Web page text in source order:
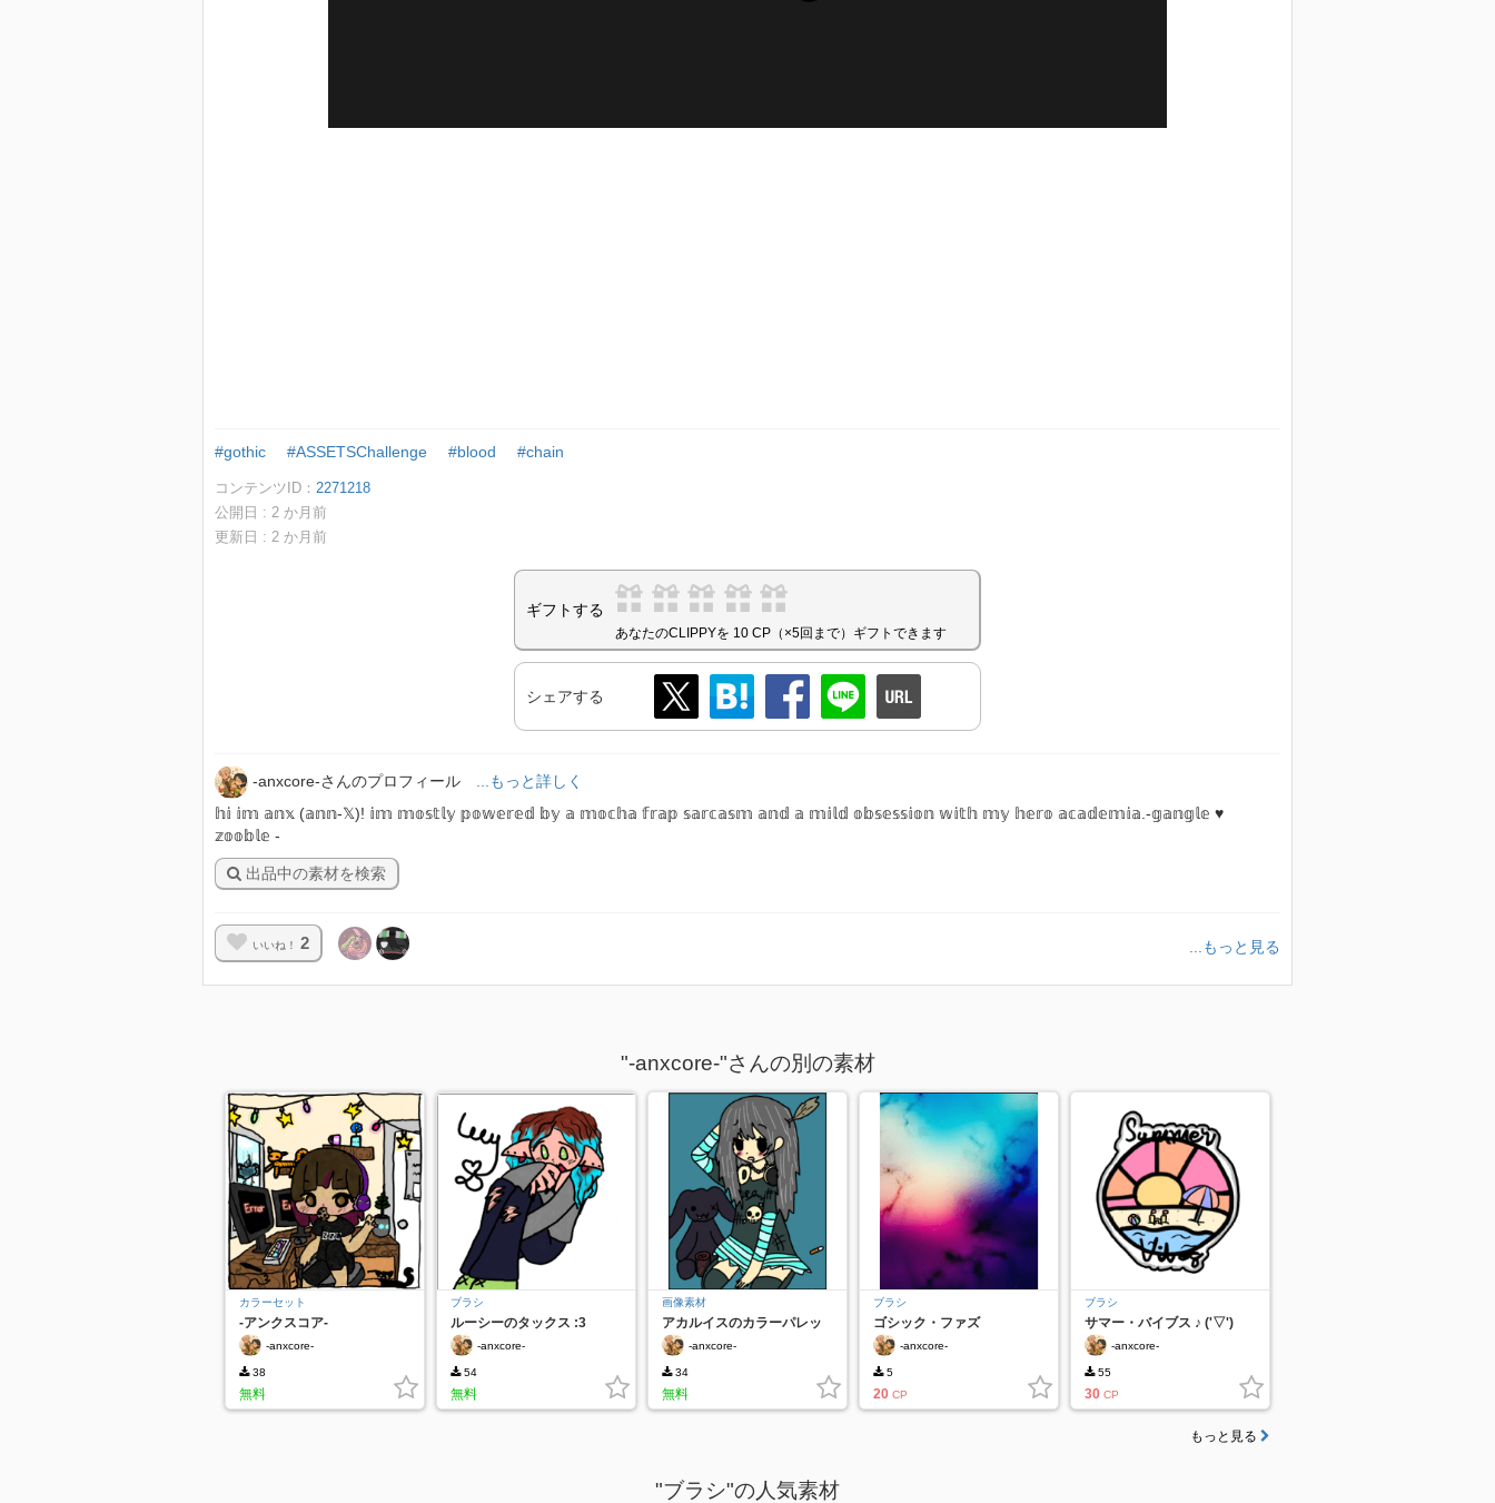
#gothic #ASSETSChallenge #blood #chain
コンテンツID： 2271218
公開日 : 2 か月前
更新日 : 2 か月前
ギフトする
あなたのCLIPPYを 10 CP（×5回まで）ギフトできます
シェアする
-anxcore-さんのプロフィール
...もっと詳しく
𝕙𝕚 𝕚𝕞 𝕒𝕟𝕩 (𝕒𝕟𝕟-𝕏)! 𝕚𝕞 𝕞𝕠𝕤𝕥𝕝𝕪 𝕡𝕠𝕨𝕖𝕣𝕖𝕕 𝕓𝕪 𝕒 𝕞𝕠𝕔𝕙𝕒 𝕗𝕣𝕒𝕡 𝕤𝕒𝕣𝕔𝕒𝕤𝕞 𝕒𝕟𝕕 𝕒 𝕞𝕚𝕝𝕕 𝕠𝕓𝕤𝕖𝕤𝕤𝕚𝕠𝕟 𝕨𝕚𝕥𝕙 𝕞𝕪 𝕙𝕖𝕣𝕠 𝕒𝕔𝕒𝕕𝕖𝕞𝕚𝕒.-𝕘𝕒𝕟𝕘𝕝𝕖 ♥
𝕫𝕠𝕠𝕓𝕝𝕖 -
出品中の素材を検索
いいね！ 2 ...もっと見る
"-anxcore-"さんの別の素材
カラーセット
-アンクスコア-
-anxcore-
38
無料
ブラシ
ルーシーのタックス :3
-anxcore-
54
無料
画像素材
アカルイスのカラーパレッ
ト
-anxcore-
34
無料
ブラシ
ゴシック・ファズ
-anxcore-
5
20 CP
ブラシ
サマー・バイブス ♪ ('▽')
-anxcore-
55
30 CP
もっと見る
"ブラシ"の人気素材